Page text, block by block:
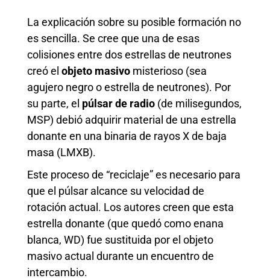
La explicación sobre su posible formación no
es sencilla. Se cree que una de esas
colisiones entre dos estrellas de neutrones
creó el objeto masivo misterioso (sea
agujero negro o estrella de neutrones). Por
su parte, el púlsar de radio (de milisegundos,
MSP) debió adquirir material de una estrella
donante en una binaria de rayos X de baja
masa (LMXB).
Este proceso de “reciclaje” es necesario para
que el púlsar alcance su velocidad de
rotación actual. Los autores creen que esta
estrella donante (que quedó como enana
blanca, WD) fue sustituida por el objeto
masivo actual durante un encuentro de
intercambio.